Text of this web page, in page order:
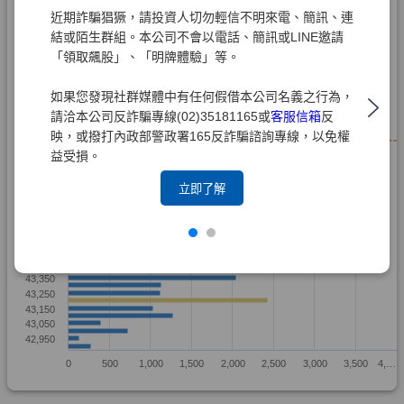
近期詐騙猖獗，請投資人切勿輕信不明來電、簡訊、連
結或陌生群組。本公司不會以電話、簡訊或LINE邀請
「領取飆股」、「明牌體驗」等。
如果您發現社群媒體中有任何假借本公司名義之行為，
請洽本公司反詐騙專線(02)35181165或客服信箱反
映，或撥打內政部警政署165反詐騙諮詢專線，以免權
益受損。
立即了解